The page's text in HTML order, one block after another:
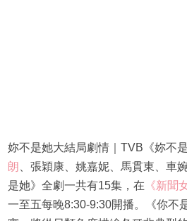
妳不是她大結局劇情｜TVB《妳不
朗 、張穎康、姚嘉妮、馬貫東、車
是她》全劇一共有15集，在 《新聞
一至五每晚8:30-9:30開播。《你不